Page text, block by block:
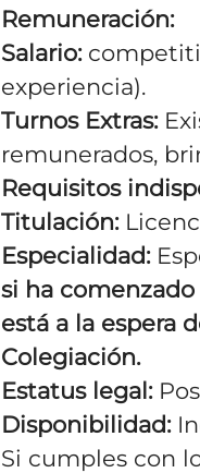
Remuneración:
Salario:
experiencia).
Turnos Extras:
remunerados,
Requisitos
Titulación:
Especialidad:
si ha
está a la espera
Colegiación.
Estatus legal:
Disponibilidad:
Si cumples con